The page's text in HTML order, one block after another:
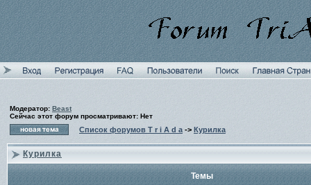
Модератор: Beast
Сейчас этот форум просматривают: Нет
Список форумов T r i A d a -> Курилка
Курилка
Темы